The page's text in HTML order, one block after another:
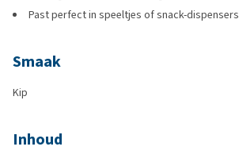
Past perfect in speeltjes of snack-dispensers
Smaak
Kip
Inhoud